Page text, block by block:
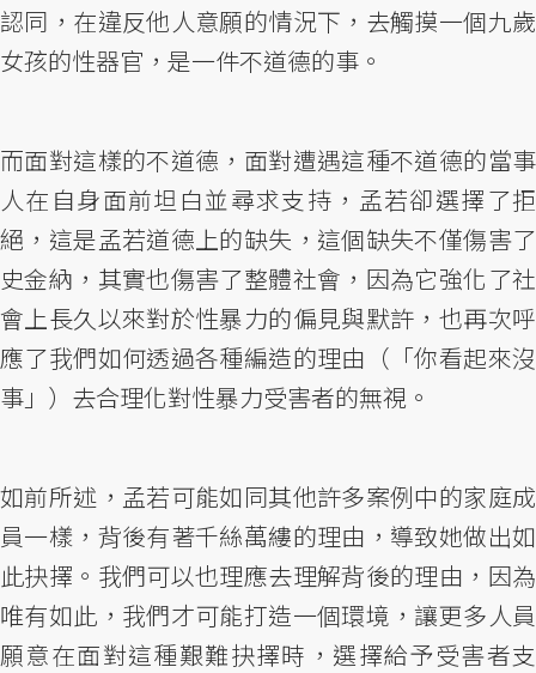
認同，在違反他人意願的情況下，去觸摸一個九歲
女孩的性器官，是一件不道德的事。
而面對這樣的不道德，面對遭遇這種不道德的當事
人在自身面前坦白並尋求支持，孟若卻選擇了拒
絕，這是孟若道德上的缺失，這個缺失不僅傷害了
史金納，其實也傷害了整體社會，因為它強化了社
會上長久以來對於性暴力的偏見與默許，也再次呼
應了我們如何透過各種編造的理由（「你看起來沒
事」）去合理化對性暴力受害者的無視。
如前所述，孟若可能如同其他許多案例中的家庭成
員一樣，背後有著千絲萬縷的理由，導致她做出如
此抉擇。我們可以也理應去理解背後的理由，因為
唯有如此，我們才可能打造一個環境，讓更多人員
願意在面對這種艱難抉擇時，選擇給予受害者支